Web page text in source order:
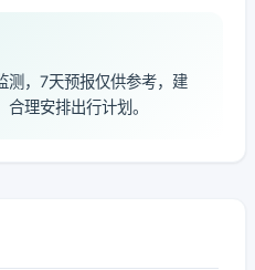
测，7天预报仅供参考，建
理安排出行计划。